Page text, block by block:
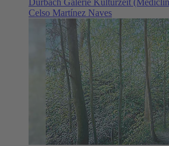
Celso Martínez Naves